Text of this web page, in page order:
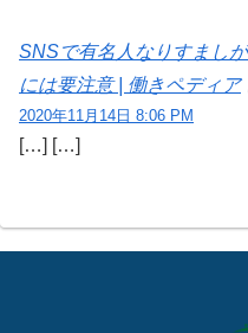
SNSで有名人なりすまし
には要注意 | 働きペディア
2020年11月14日 8:06 PM
[…] […]